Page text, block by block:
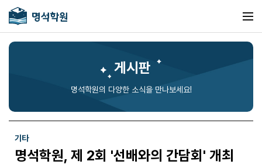
게시판
명석학원의 다양한 소식을 만나보세요!
기타
명석학원, 제 2회 '선배와의 간담회' 개최